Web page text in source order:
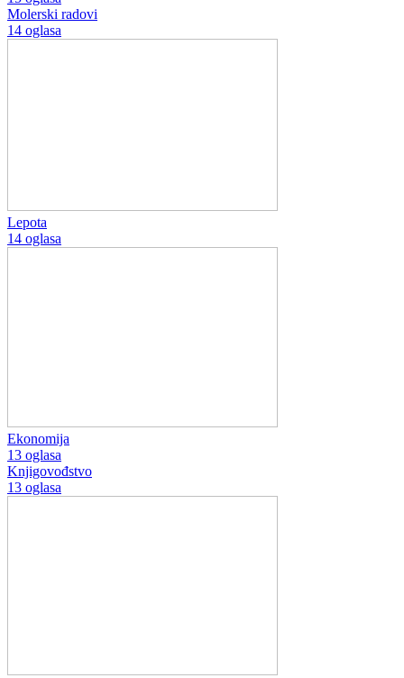
Molerski radovi
14 oglasa
Lepota
14 oglasa
Ekonomija
13 oglasa
Knjigovođstvo
13 oglasa